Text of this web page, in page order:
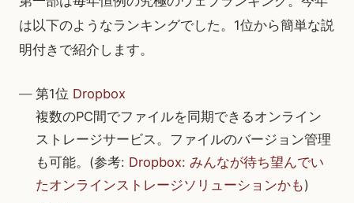
は以下のようなランキングでした。1位から簡単な説
明付きで紹介します。
第1位 Dropbox
複数のPC間でファイルを同期できるオンライン
ストレージサービス。ファイルのバージョン管理
も可能。(参考: Dropbox: みんなが待ち望んでい
たオンラインストレージソリューションかも)